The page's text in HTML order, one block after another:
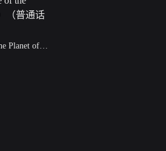
Planet of
）